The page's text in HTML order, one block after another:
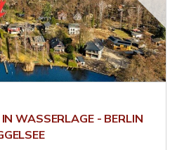
WASSERLAGE - BERLIN